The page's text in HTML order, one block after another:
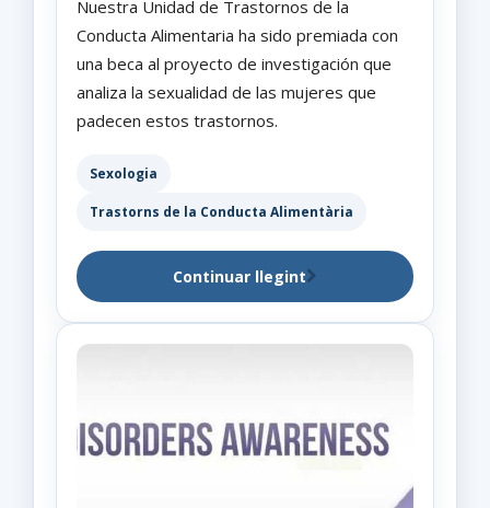
Nuestra Unidad de Trastornos de la
Conducta Alimentaria ha sido premiada con
una beca al proyecto de investigación que
analiza la sexualidad de las mujeres que
padecen estos trastornos.
Sexologia
Trastorns de la Conducta Alimentària
Continuar llegint